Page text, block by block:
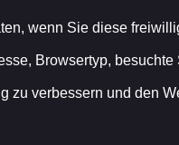
wenn Sie diese
Browsertyp,
zu verbessern und den